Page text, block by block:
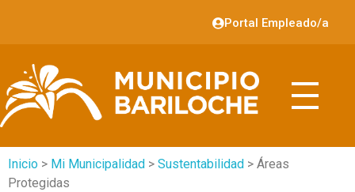
Portal Empleado/a
Inicio > Mi Municipalidad > Sustentabilidad > Áreas
Protegidas